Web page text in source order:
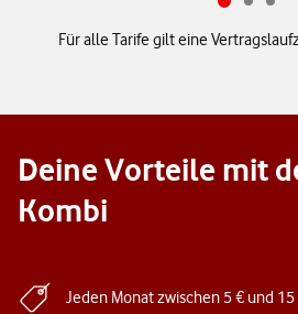
Für alle Tarife gilt eine
Deine Vorteile mit
Kombi
Jeden Monat zwischen 5 € und